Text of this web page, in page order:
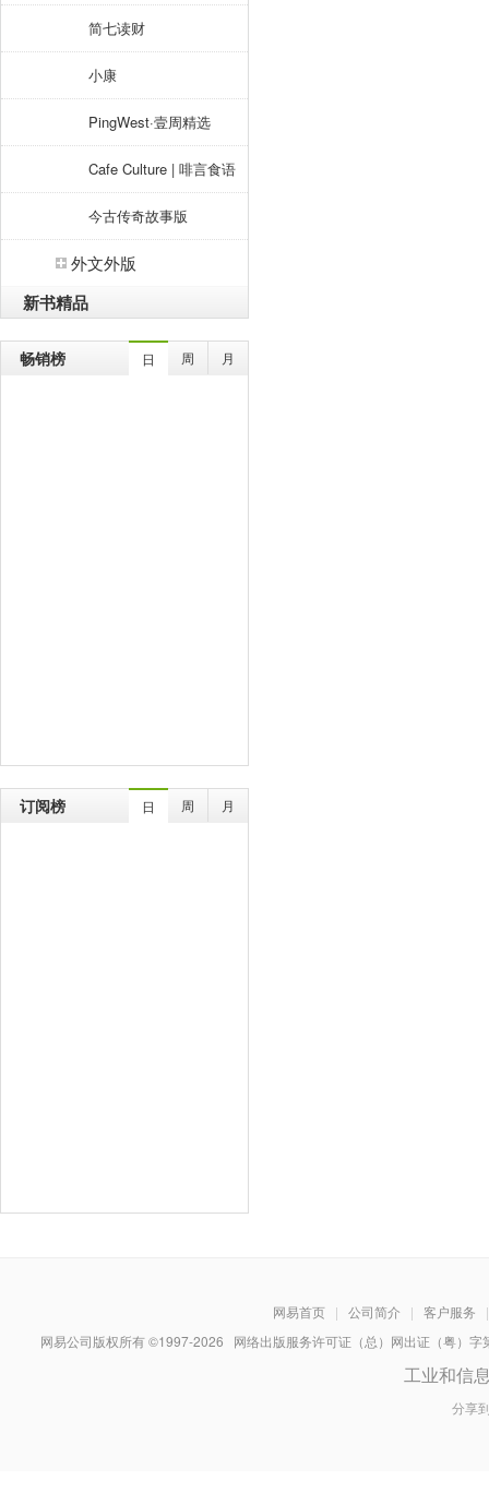
简七读财
小康
PingWest·壹周精选
Cafe Culture | 啡言食语
今古传奇故事版
外文外版
新书精品
畅销榜 日 周 月
订阅榜 日 周 月
网易首页 | 公司简介 | 客户服务
|
网易公司版权所有 ©1997-2026 网络出版服务许可证（总）网出证（粤）
工业和信
分享